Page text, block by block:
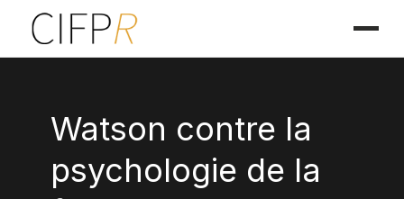
Watson contre la
psychologie de la